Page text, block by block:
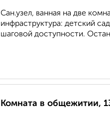
Сан.узел, ванная на две
инфраструктура: детский
шаговой доступности.
Комната в общежитии,